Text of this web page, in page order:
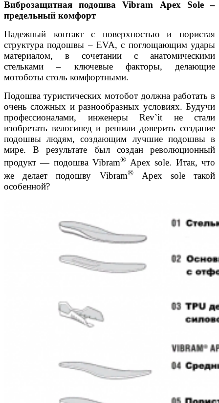
Виброзащитная подошва Vibram Apex Sole –
предельный комфорт
Надежный контакт с поверхностью и пористая
структура подошвы – EVA, с поглощающим удары
материалом, в сочетании с анатомическими
стельками – ключевые факторы, делающие
мотоботы столь комфортными.
Подошва туристических мотобот должна работать в
очень сложных и разнообразных условиях. Будучи
профессионалами, инженеры Rev`it не стали
изобретать велосипед и решили доверить создание
подошвы людям, создающим лучшие подошвы в
мире. В результате был создан революционный
продукт — подошва Vibram®Apex sole. Итак, что
же делает подошву Vibram®Apex sole такой
особенной?